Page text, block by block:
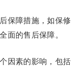
保障措施，如保修
面的售后保障。
因素的影响，包括